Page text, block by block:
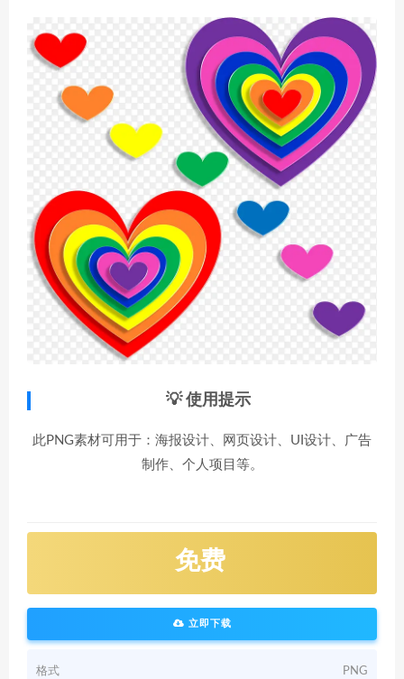
💡 使用提示
此PNG素材可用于：海报设计、网页设计、UI设计、广告
制作、个人项目等。
免费
立即下载
格式 PNG